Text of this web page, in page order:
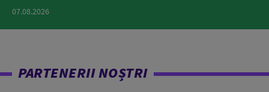
07.08.2026
PARTENERII NOȘTRI